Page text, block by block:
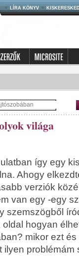
LÍRA KÖNYV
világa
így egy
Ahogy
verziók
van egy -egy
szemszögből
hogyan
mikor ezt és
problémám